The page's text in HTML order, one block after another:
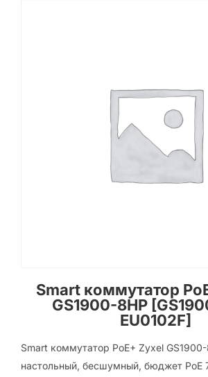
Smart коммутатор
GS1900-8HP
EU0102F]
Smart коммутатор PoE+ Zyxel GS1900-
настольный, бесшумный, бюджет PoE